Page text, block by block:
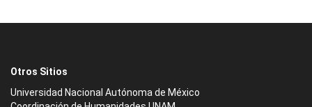
Otros Sitios
Universidad Nacional Autónoma de México